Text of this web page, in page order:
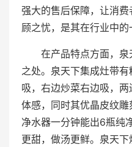
强大的售后保障，让消
顾之忧，是其在行业中的
在产品特点方面，
之处。泉天下集成灶带
吸，右边炒菜右边吸，
体感，同时其优晶皮纹
净水器一分钟能出6瓶纯
更甜，做汤更鲜。泉天